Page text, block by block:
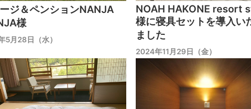
ジ＆ペンションNANJA
様
5月28日（水）
NOAH HAKONE resort
様に寝具セットを導入い
ました
2024年11月29日（金）